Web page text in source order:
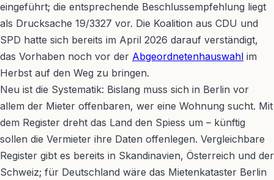
eingeführt; die entsprechende Beschlussempfehlung liegt
als Drucksache 19/3327 vor. Die Koalition aus CDU und
SPD hatte sich bereits im April 2026 darauf verständigt,
das Vorhaben noch vor der Abgeordnetenhauswahl im
Herbst auf den Weg zu bringen.
Neu ist die Systematik: Bislang muss sich in Berlin vor
allem der Mieter offenbaren, wer eine Wohnung sucht. Mit
dem Register dreht das Land den Spiess um – künftig
sollen die Vermieter ihre Daten offenlegen. Vergleichbare
Register gibt es bereits in Skandinavien, Österreich und der
Schweiz; für Deutschland wäre das Mietenkataster Berlin